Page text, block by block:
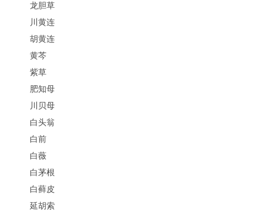
龙胆草
川黄连
胡黄连
黄芩
紫草
肥知母
川贝母
白头翁
白前
白薇
白茅根
白藓皮
延胡索